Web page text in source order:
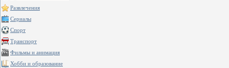
Развлечения
Сериалы
Спорт
Транспорт
Фильмы и анимация
Хобби и образование